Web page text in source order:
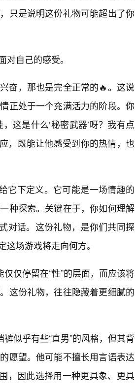
只是说明这份礼物可能超出了你
自己的感受。
奋，那也是完全正常的🔥。这说
正处于一个充满活力的阶段。你
这是什么‘秘密武器’呀？我有点
，既能让他感受到你的热情，也
它下定义。它可能是一场情趣的
种探索。关键在于，你如何理解
对话。这份礼物，是你们共同探
场游戏将走向何方。
仅停留在“性”的层面，而应该将
这份礼物，往往隐藏着更细腻的
似乎有些“直男”的风格，但其背
愿望。他可能不擅长用言语表达
，因此选择用一种更具象、更具